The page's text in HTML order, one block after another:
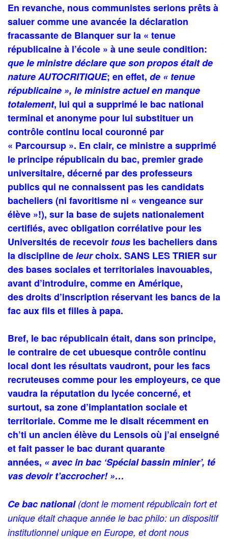
En revanche, nous communistes serions prêts à
saluer comme une avancée la déclaration
fracassante de Blanquer sur la « tenue
républicaine à l’école » à une seule condition:
que le ministre déclare que son propos était de
nature AUTOCRITIQUE; en effet, de « tenue
républicaine », le ministre actuel en manque
totalement, lui qui a supprimé le bac national
terminal et anonyme pour lui substituer un
contrôle continu local couronné par
« Parcoursup ». En clair, ce ministre a supprimé
le principe républicain du bac, premier grade
universitaire, décerné par des professeurs
publics qui ne connaissent pas les candidats
bacheliers (ni favoritisme ni « vengeance sur
élève »!), sur la base de sujets nationalement
certifiés, avec obligation corrélative pour les
Universités de recevoir tous les bacheliers dans
la discipline deleurchoix. SANS LES TRIER sur
des bases sociales et territoriales inavouables,
avant d’introduire, comme en Amérique,
des droits d’inscription réservant les bancs de la
fac aux fils et filles à papa.
Bref, le bac républicain était, dans son principe,
le contraire de cet ubuesque contrôle continu
local dont les résultats vaudront, pour les facs
recruteuses comme pour les employeurs, ce que
vaudra la réputation du lycée concerné, et
surtout, sa zone d’implantation sociale et
territoriale. Comme me le disait récemment en
ch’ti un ancien élève du Lensois où j’ai enseigné
et fait passer le bac durant quarante
années, « avec in bac ‘Spécial bassin minier’, té
vas devoir t’accrocher! »…
Ce bac national (dont le moment républicain fort et
unique était chaque année le bac philo: un dispositif
institutionnel unique en Europe, et dont nous